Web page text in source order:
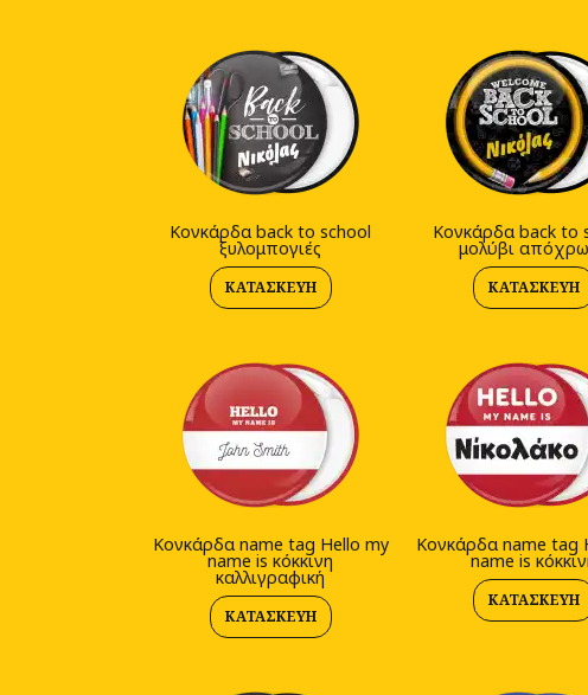
Κονκάρδα back to school
ξυλομπογιές
ΚΑΤΑΣΚΕΥΉ
Κονκάρδα back to
μολύβι
ΚΑΤΑΣΚΕΥΉ
Κονκάρδα name tag Hello my
name is κόκκινη
καλλιγραφική
ΚΑΤΑΣΚΕΥΉ
Κονκάρδα name tag
name is
ΚΑΤΑΣΚΕΥΉ